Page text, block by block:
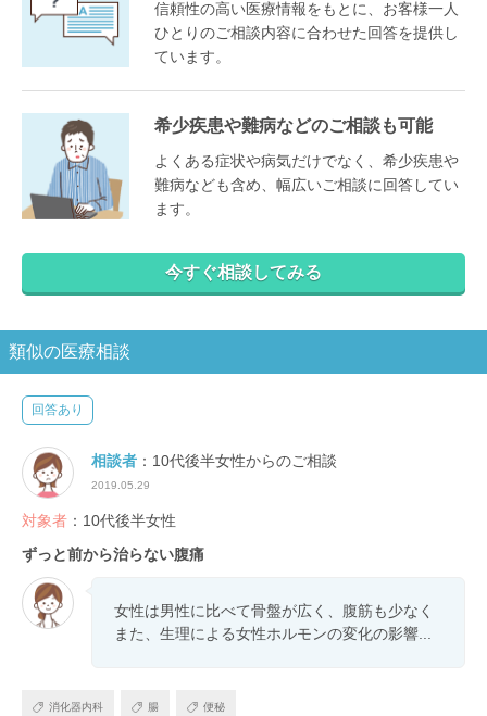
信頼性の高い医療情報をもとに、お客様一人
ひとりのご相談内容に合わせた回答を提供し
ています。
希少疾患や難病などのご相談も可能
よくある症状や病気だけでなく、希少疾患や
難病なども含め、幅広いご相談に回答してい
ます。
今すぐ相談してみる
類似の医療相談
回答あり
相談者 ：10代後半女性からのご相談
2019.05.29
対象者 ：10代後半女性
ずっと前から治らない腹痛
女性は男性に比べて骨盤が広く、腹筋も少なく
また、生理による女性ホルモンの変化の影響...
消化器内科 腸 便秘